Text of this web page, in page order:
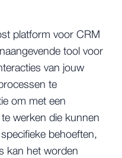
platform voor CRM
tool voor
van jouw
te
om met een
werken die kunnen
behoeften,
kan het worden